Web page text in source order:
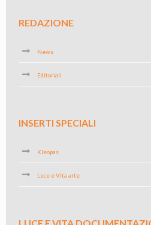
REDAZIONE
News
Editoriali
INSERTI SPECIALI
Kleopas
Luce e Vita arte